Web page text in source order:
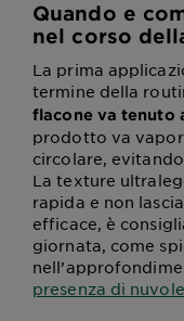
Quando e
nel corso
La prima
termine della
flacone va tenuto
prodotto va
circolare,
La texture
rapida e non
efficace, è
giornata, come
presenza di nuvole